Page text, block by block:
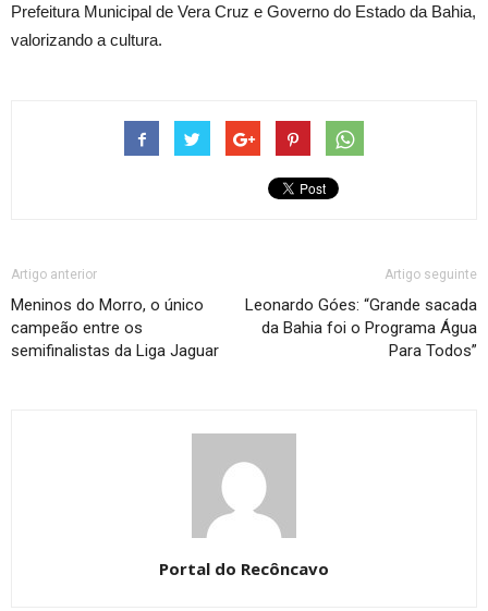
Prefeitura Municipal de Vera Cruz e Governo do Estado da Bahia,
valorizando a cultura.
Artigo anterior
Meninos do Morro, o único
campeão entre os
semifinalistas da Liga Jaguar
Artigo seguinte
Leonardo Góes: “Grande sacada
da Bahia foi o Programa Água
Para Todos”
Portal do Recôncavo